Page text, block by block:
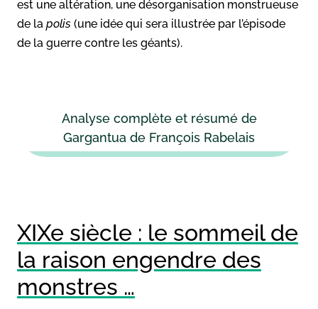
est une altération, une désorganisation monstrueuse
de la polis (une idée qui sera illustrée par l’épisode
de la guerre contre les géants).
Analyse complète et résumé de
Gargantua de François Rabelais
XIXe siècle : le sommeil de
la raison engendre des
monstres …